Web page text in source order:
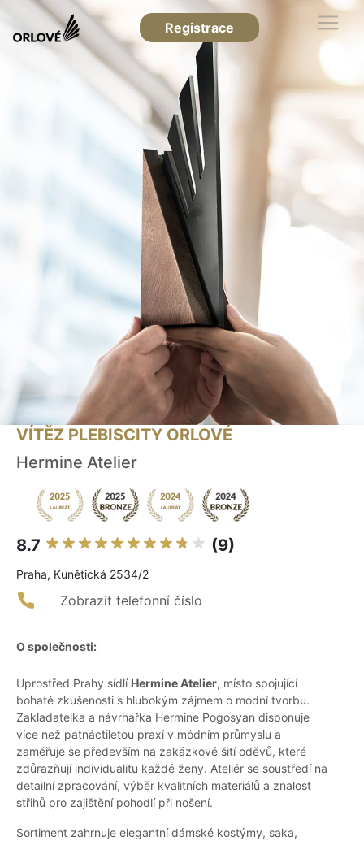
Registrace
VÍTĚZ PLEBISCITY ORLOVÉ
Hermine Atelier
8.7 (9)
Praha, Kunětická 2534/2
Zobrazit telefonní číslo
O společnosti:
Uprostřed Prahy sídlí Hermine Atelier, místo spojující
bohaté zkušenosti s hlubokým zájmem o módní tvorbu.
Zakladatelka a návrhářka Hermine Pogosyan disponuje
více než patnáctiletou praxí v módním průmyslu a
zaměřuje se především na zakázkové šití oděvů, které
zdůrazňují individualitu každé ženy. Ateliér se soustředí na
detailní zpracování, výběr kvalitních materiálů a znalost
střihů pro zajištění pohodlí při nošení.
Sortiment zahrnuje elegantní dámské kostýmy, saka,